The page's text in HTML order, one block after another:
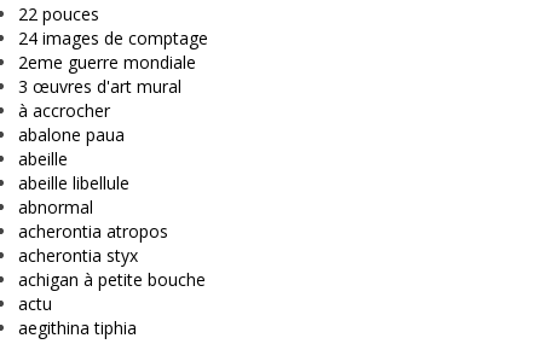
22 pouces
24 images de comptage
2eme guerre mondiale
3 œuvres d'art mural
à accrocher
abalone paua
abeille
abeille libellule
abnormal
acherontia atropos
acherontia styx
achigan à petite bouche
actu
aegithina tiphia